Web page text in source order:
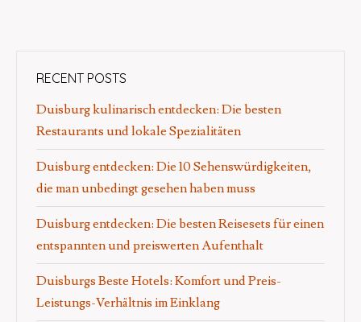
RECENT POSTS
Duisburg kulinarisch entdecken: Die besten
Restaurants und lokale Spezialitäten
Duisburg entdecken: Die 10 Sehenswürdigkeiten,
die man unbedingt gesehen haben muss
Duisburg entdecken: Die besten Reisesets für einen
entspannten und preiswerten Aufenthalt
Duisburgs Beste Hotels: Komfort und Preis-
Leistungs-Verhältnis im Einklang